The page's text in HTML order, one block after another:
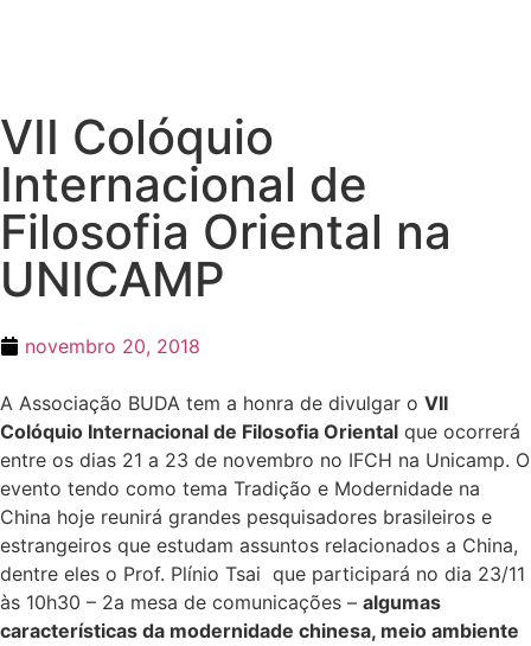
VII Colóquio
Internacional de
Filosofia Oriental na
UNICAMP
novembro 20, 2018
A Associação BUDA tem a honra de divulgar o VII
Colóquio Internacional de Filosofia Oriental que ocorrerá
entre os dias 21 a 23 de novembro no IFCH na Unicamp. O
evento tendo como tema Tradição e Modernidade na
China hoje reunirá grandes pesquisadores brasileiros e
estrangeiros que estudam assuntos relacionados a China,
dentre eles o Prof. Plínio Tsai que participará no dia 23/11
às 10h30 – 2a mesa de comunicações – algumas
características da modernidade chinesa, meio ambiente